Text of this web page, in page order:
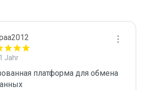
Jahr
платформа для обмена